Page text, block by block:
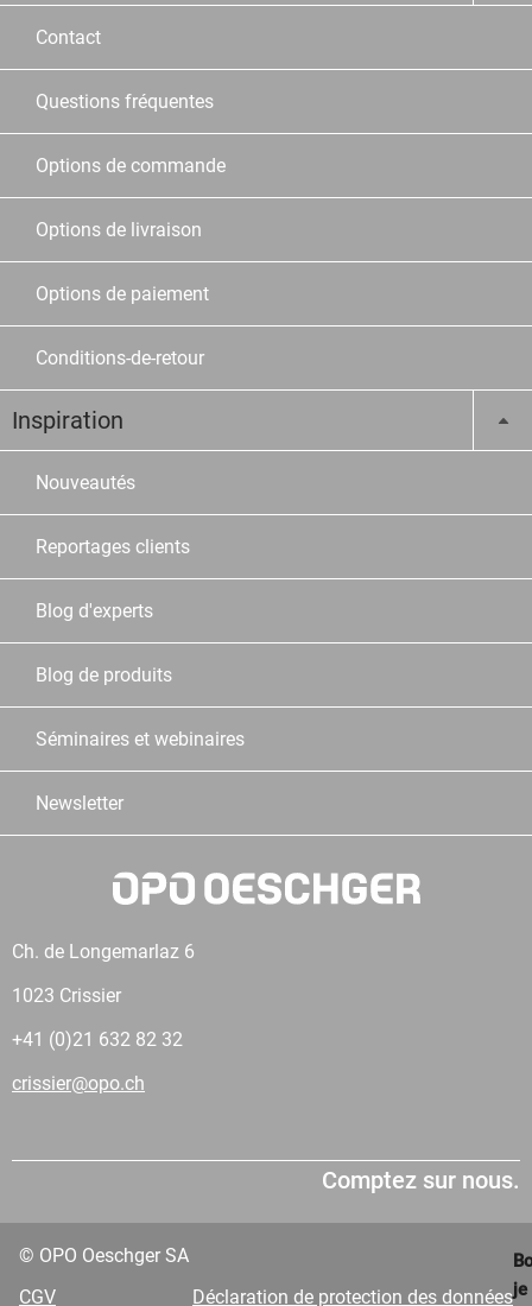
Contact
Questions fréquentes
Options de commande
Options de livraison
Options de paiement
Conditions-de-retour
Inspiration
Nouveautés
Reportages clients
Blog d'experts
Blog de produits
Séminaires et webinaires
Newsletter
Ch. de Longemarlaz 6
1023 Crissier
+41 (0)21 632 82 32
crissier@opo.ch
Comptez sur nous.
© OPO Oeschger SA
CGV
Déclaration de protection des donnéesje